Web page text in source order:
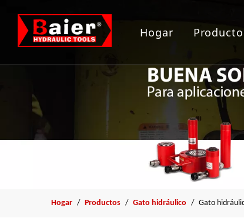
Hogar
Gato
Hogar / Productos / Gato hidráulico / Gato